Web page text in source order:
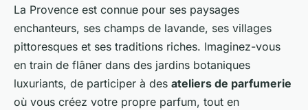
La Provence est connue pour ses paysages
enchanteurs, ses champs de lavande, ses villages
pittoresques et ses traditions riches. Imaginez-vous
en train de flâner dans des jardins botaniques
luxuriants, de participer à des ateliers de parfumerie
où vous créez votre propre parfum, tout en